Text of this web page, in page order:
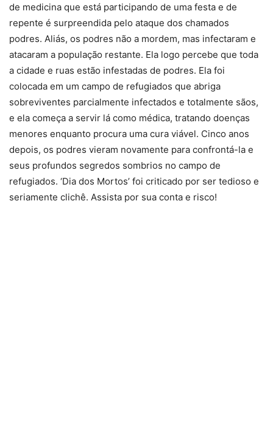
de medicina que está participando de uma festa e de
repente é surpreendida pelo ataque dos chamados
podres. Aliás, os podres não a mordem, mas infectaram e
atacaram a população restante. Ela logo percebe que toda
a cidade e ruas estão infestadas de podres. Ela foi
colocada em um campo de refugiados que abriga
sobreviventes parcialmente infectados e totalmente sãos,
e ela começa a servir lá como médica, tratando doenças
menores enquanto procura uma cura viável. Cinco anos
depois, os podres vieram novamente para confrontá-la e
seus profundos segredos sombrios no campo de
refugiados. ‘Dia dos Mortos’ foi criticado por ser tedioso e
seriamente clichê. Assista por sua conta e risco!